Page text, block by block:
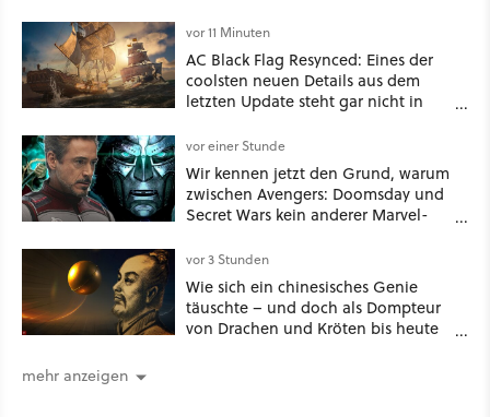
Spuren für die Ewigkeit
vor 11 Minuten
AC Black Flag Resynced: Eines der
coolsten neuen Details aus dem
letzten Update steht gar nicht in
vor einer Stunde
Wir kennen jetzt den Grund, warum
zwischen Avengers: Doomsday und
Secret Wars kein anderer Marvel-
vor 3 Stunden
Wie sich ein chinesisches Genie
täuschte – und doch als Dompteur
von Drachen und Kröten bis heute
mehr anzeigen